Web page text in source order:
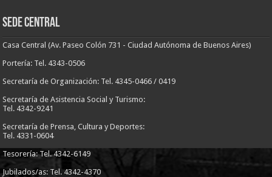
Sede Central
Casa Central (Av. Paseo Colón 731 - Ciudad Autónoma de Buenos Aires)
Portería: Tel. 4343-0506
Secretaría de Organización: Tel. 4345-0466 / 0419
Secretaría de Asistencia Social y Turismo:
Tel. 4342-9241
Secretaría de Prensa, Cultura y Deportes:
Tel. 4331-0604
Tesorería: Tel. 4342-6149
Jubilados/as: Tel. 4342-4370